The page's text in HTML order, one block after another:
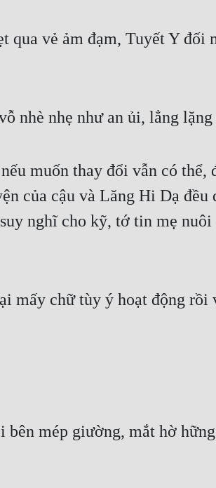
vẻ ảm đạm, Tuyết Y đối
nhè nhẹ như an ủi, lẳng
muốn thay đổi vẫn có thể,
của cậu và Lăng Hi Dạ đều
nghĩ cho kỹ, tớ tin mẹ
mấy chữ tùy ý hoạt động rồi
mép giường, mắt hờ